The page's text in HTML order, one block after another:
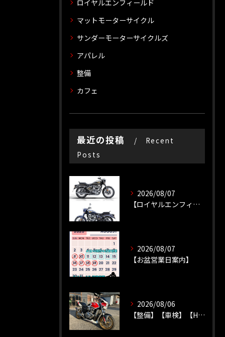
ロイヤルエンフィールド
マットモーターサイクル
サンダーモーターサイクルズ
アパレル
整備
カフェ
最近の投稿
Recent
Posts
2026/08/07
【ロイヤルエンフィールド】【新車種】
2026/08/07
【お盆営業日案内】
2026/08/06
【整備】【車検】【HONDA】